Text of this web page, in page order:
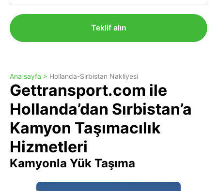
Teklif alın
Ana sayfa > Hollanda-Sırbistan Nakliyesi
Gettransport.com ile
Hollanda’dan Sırbistan’a
Kamyon Taşımacılık
Hizmetleri
Kamyonla Yük Taşıma